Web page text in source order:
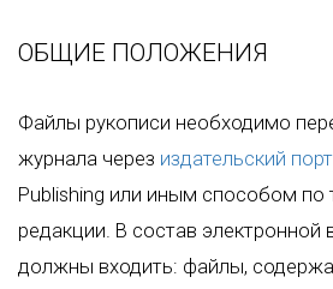
ОБЩИЕ ПОЛОЖЕНИЯ
Файлы рукописи необходимо
журнала через издательский
Publishing или иным способом по
редакции. В состав электронной
должны входить: файлы,